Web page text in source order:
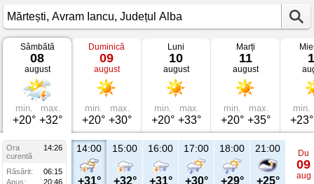
Vremea
Mărtești
Avram
Iancu,
Județul
Alba
Sâmbătă
08
august
min.
+20°
max.
+32°
Duminică
09
august
min.
+20°
max.
+30°
Luni
10
august
min.
+20°
max.
+33°
Marți
11
august
min.
+20°
max.
+35°
min.
+23°
Ora
14:26
curentă
Răsărit:
06:15
Apus:
20:46
14:00
+31°
15:00
+32°
16:00
+31°
17:00
+30°
18:00
+29°
21:00
+25°
Du
09
aug